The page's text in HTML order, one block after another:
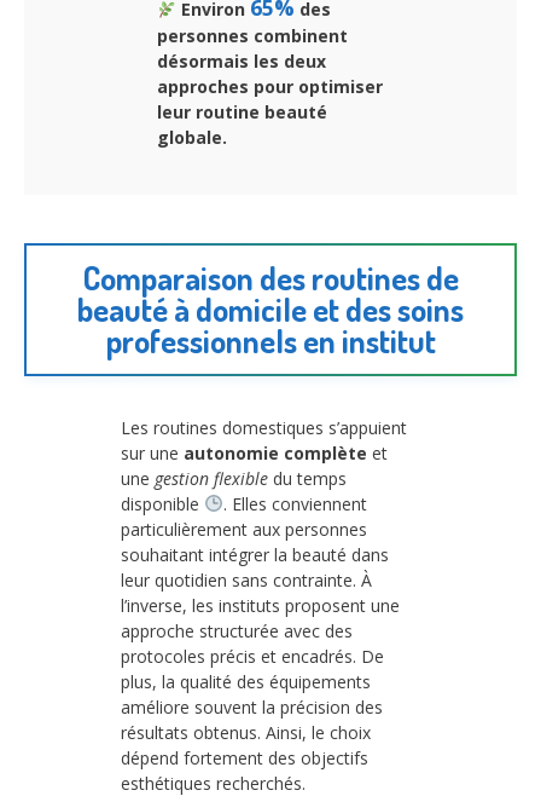
Environ 65% des
personnes combinent
désormais les deux
approches pour optimiser
leur routine beauté
globale.
Comparaison des routines de
beauté à domicile et des soins
professionnels en institut
Les routines domestiques s’appuient
sur une autonomie complète et
une gestion flexible du temps
disponible
. Elles conviennent
particulièrement aux personnes
souhaitant intégrer la beauté dans
leur quotidien sans contrainte. À
l’inverse, les instituts proposent une
approche structurée avec des
protocoles précis et encadrés. De
plus, la qualité des équipements
améliore souvent la précision des
résultats obtenus. Ainsi, le choix
dépend fortement des objectifs
esthétiques recherchés.